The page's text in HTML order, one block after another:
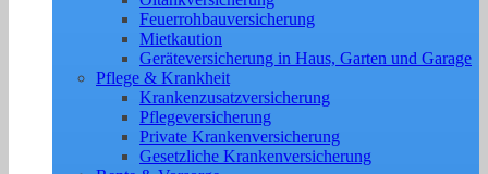
Feuerrohbauversicherung
Mietkaution
Geräteversicherung in Haus, Garten und Garage
Pflege & Krankheit
Krankenzusatzversicherung
Pflegeversicherung
Private Krankenversicherung
Gesetzliche Krankenversicherung